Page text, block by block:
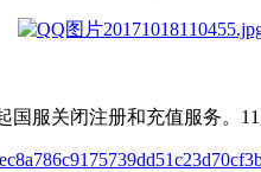
服关闭注册和充值服务。